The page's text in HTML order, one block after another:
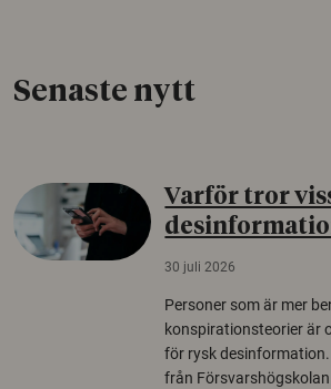
Senaste nytt
Varför tror
30 juli 2026
Personer som är mer
konspirationsteorier är
för rysk
från